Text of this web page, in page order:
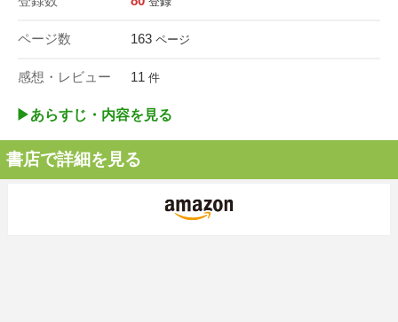
ページ数 163 ページ
感想・レビュー 11 件
▶︎あらすじ・内容を見る
書店で詳細を見る